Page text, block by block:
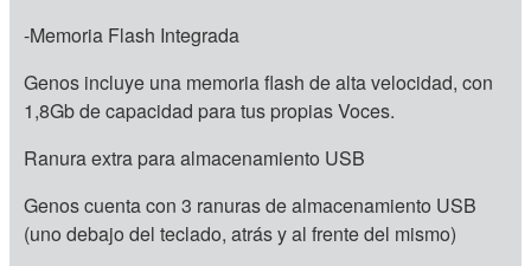
-Memoria Flash Integrada
Genos incluye una memoria flash de alta velocidad, con
1,8Gb de capacidad para tus propias Voces.
Ranura extra para almacenamiento USB
Genos cuenta con 3 ranuras de almacenamiento USB
(uno debajo del teclado, atrás y al frente del mismo)